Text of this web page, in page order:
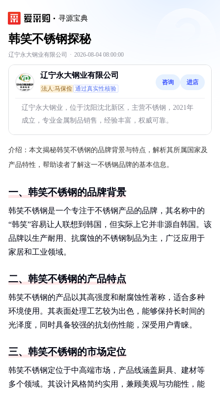
寻源宝典
韩笑不锈钢探秘
辽宁永大钢业有限公司 · 2026-08-04 08:00:00
辽宁永大钢业有限公司
法人:马保俭 通过真实性核验
咨询 进店
辽宁永大钢业，位于沈阳沈北新区，主营不锈钢，2021年
成立，专业金属制品销售，经验丰富，权威可靠。
介绍： 本文揭秘韩笑不锈钢的品牌背景与特点，解析其所属国家及
产品特性，帮助读者了解这一不锈钢品牌的基本信息。
一、韩笑不锈钢的品牌背景
韩笑不锈钢是一个专注于不锈钢产品的品牌，其名称中的
“韩笑”容易让人联想到韩国，但实际上它并非源自韩国。该
品牌以生产耐用、抗腐蚀的不锈钢制品为主，广泛应用于
家居和工业领域。
二、韩笑不锈钢的产品特点
韩笑不锈钢的产品以其高强度和耐腐蚀性著称，适合多种
环境使用。其表面处理工艺较为出色，能够保持长时间的
光泽度，同时具备较强的抗划伤性能，深受用户青睐。
三、韩笑不锈钢的市场定位
韩笑不锈钢定位于中高端市场，产品线涵盖厨具、建材等
多个领域。其设计风格简约实用，兼顾美观与功能性，能